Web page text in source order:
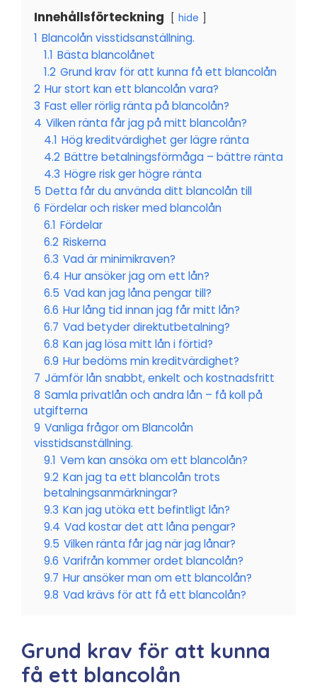
Innehållsförteckning hide
1 Blancolån visstidsanställning.
1.1 Bästa blancolånet
1.2 Grund krav för att kunna få ett blancolån
2 Hur stort kan ett blancolån vara?
3 Fast eller rörlig ränta på blancolån?
4 Vilken ränta får jag på mitt blancolån?
4.1 Hög kreditvärdighet ger lägre ränta
4.2 Bättre betalningsförmåga – bättre ränta
4.3 Högre risk ger högre ränta
5 Detta får du använda ditt blancolån till
6 Fördelar och risker med blancolån
6.1 Fördelar
6.2 Riskerna
6.3 Vad är minimikraven?
6.4 Hur ansöker jag om ett lån?
6.5 Vad kan jag låna pengar till?
6.6 Hur lång tid innan jag får mitt lån?
6.7 Vad betyder direktutbetalning?
6.8 Kan jag lösa mitt lån i förtid?
6.9 Hur bedöms min kreditvärdighet?
7 Jämför lån snabbt, enkelt och kostnadsfritt
8 Samla privatlån och andra lån – få koll på
utgifterna
9 Vanliga frågor om Blancolån
visstidsanställning.
9.1 Vem kan ansöka om ett blancolån?
9.2 Kan jag ta ett blancolån trots
betalningsanmärkningar?
9.3 Kan jag utöka ett befintligt lån?
9.4 Vad kostar det att låna pengar?
9.5 Vilken ränta får jag när jag lånar?
9.6 Varifrån kommer ordet blancolån?
9.7 Hur ansöker man om ett blancolån?
9.8 Vad krävs för att få ett blancolån?
Grund krav för att kunna
få ett blancolån